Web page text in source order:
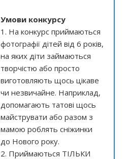
Умови конкурсу
1. На конкурс приймаються
фотографії дітей від 6 років,
на яких діти займаються
творчістю або просто
виготовляють щось цікаве
чи незвичайне. Наприклад,
допомагають татові щось
майструвати або разом з
мамою роблять сніжинки
до Нового року.
2. Приймаються ТІЛЬКИ